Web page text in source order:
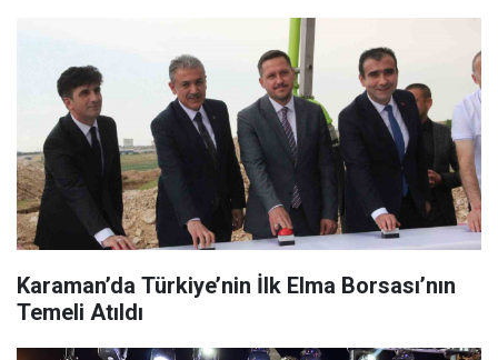
Karaman’da Türkiye’nin İlk Elma Borsası’nın
Temeli Atıldı